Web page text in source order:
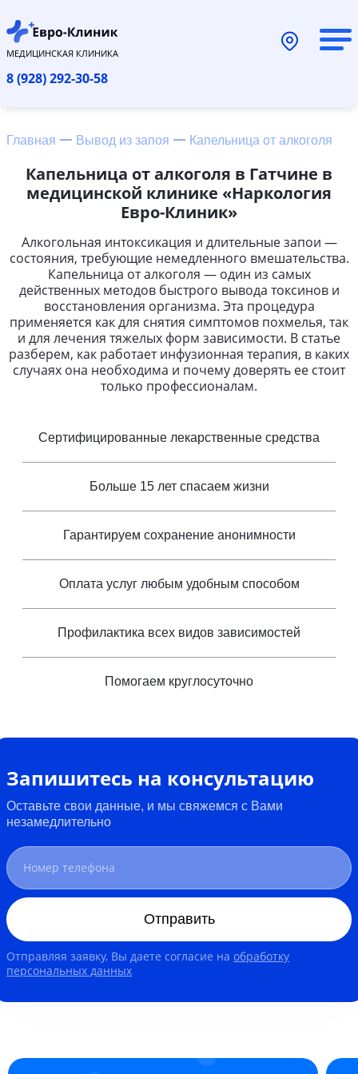
МЕДИЦИНСКАЯ КЛИНИКА
8 (928) 292-30-58
Главная Вывод из запоя Капельница от алкоголя
Капельница от алкоголя в Гатчине в
медицинской клинике «Наркология
Евро-Клиник»
Алкогольная интоксикация и длительные запои —
состояния, требующие немедленного вмешательства.
Капельница от алкоголя — один из самых
действенных методов быстрого вывода токсинов и
восстановления организма. Эта процедура
применяется как для снятия симптомов похмелья, так
и для лечения тяжелых форм зависимости. В статье
разберем, как работает инфузионная терапия, в каких
случаях она необходима и почему доверять ее стоит
только профессионалам.
Сертифицированные лекарственные средства
Больше 15 лет спасаем жизни
Гарантируем сохранение анонимности
Оплата услуг любым удобным способом
Профилактика всех видов зависимостей
Помогаем круглосуточно
Запишитесь на консультацию
Оставьте свои данные, и мы свяжемся с Вами
незамедлительно
Отправить
Отправляя заявку, Вы даете согласие на обработку
персональных данных